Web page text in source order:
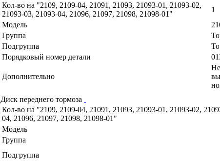
Кол-во на "2109, 2109-04, 21091, 21093, 21093-01, 21093-02,
21093-03, 21093-04, 21096, 21097, 21098, 21098-01"
1
Модель
Группа
Подгруппа
Порядковый номер детали
Дополнительно
Диск переднего тормоза
Кол-во на "2109, 2109-04, 21091, 21093, 21093-01, 21093-02,
04, 21096, 21097, 21098, 21098-01"
Модель
Группа
Подгруппа